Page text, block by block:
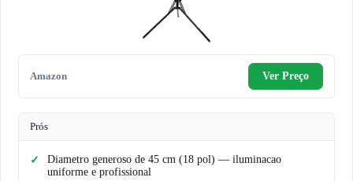
Amazon Ver Preço
Prós
Diametro generoso de 45 cm (18 pol) — iluminacao
uniforme e profissional